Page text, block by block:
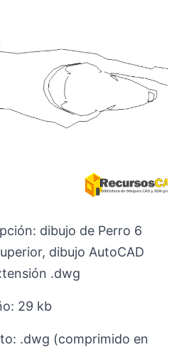
dibujo de Perro 6
dibujo AutoCAD
.dwg
29 kb
.dwg (comprimido en